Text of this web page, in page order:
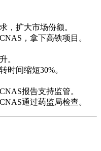
，扩大市场份额。
，拿下高铁项目。
。
时间缩短30%。
报告支持监管。
通过药监局检查。